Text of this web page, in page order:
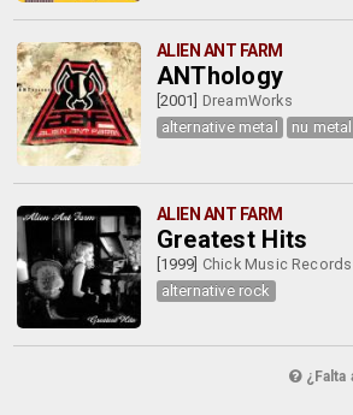
ALIEN ANT FARM
ANThology
[2001] DreamWorks
alternative metal
nu metal
ALIEN ANT FARM
Greatest Hits
[1999] Chick Music Records
alternative rock
¿Falta